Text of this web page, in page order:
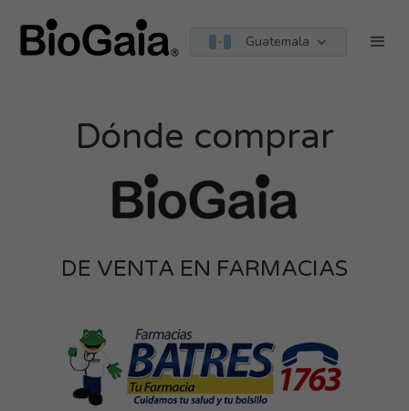
Guatemala
Dónde comprar
DE VENTA EN FARMACIAS